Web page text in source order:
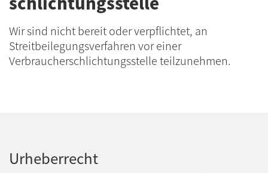
Wir sind nicht bereit oder verpflichtet, an
Streitbeilegungsverfahren vor einer
Verbraucherschlichtungsstelle teilzunehmen.
Urheberrecht